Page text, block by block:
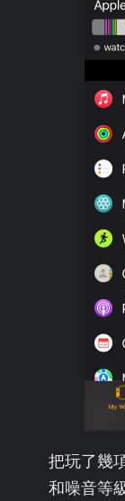
把玩了幾
和噪音等